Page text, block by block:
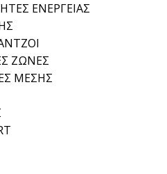
ΕΝΕΡΓΕΙΑΣ
ΖΩΝΕΣ
ΜΕΣΗΣ